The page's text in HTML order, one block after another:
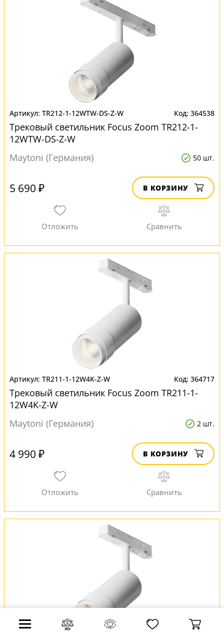
TR212-1-12WTW-DS-Z-W 364538
Трековый светильник Focus Zoom TR212-1-
12WTW-DS-Z-W
Maytoni (Германия)
50 шт.
5 690 ₽ В КОРЗИНУ
TR211-1-12W4K-Z-W 364717
Трековый светильник Focus Zoom TR211-1-
12W4K-Z-W
Maytoni (Германия)
2 шт.
4 990 ₽ В КОРЗИНУ